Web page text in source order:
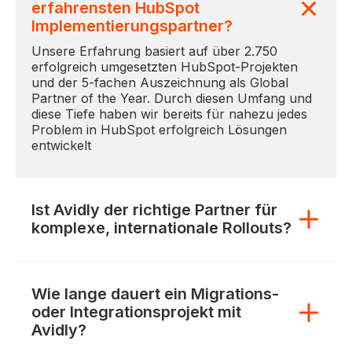
erfahrensten HubSpot
Implementierungspartner?
Unsere Erfahrung basiert auf über 2.750
erfolgreich umgesetzten HubSpot-Projekten
und der 5-fachen Auszeichnung als Global
Partner of the Year. Durch diesen Umfang und
diese Tiefe haben wir bereits für nahezu jedes
Problem in HubSpot erfolgreich Lösungen
entwickelt
Ist Avidly der richtige Partner für
komplexe, internationale Rollouts?
Wie lange dauert ein Migrations-
oder Integrationsprojekt mit
Avidly?